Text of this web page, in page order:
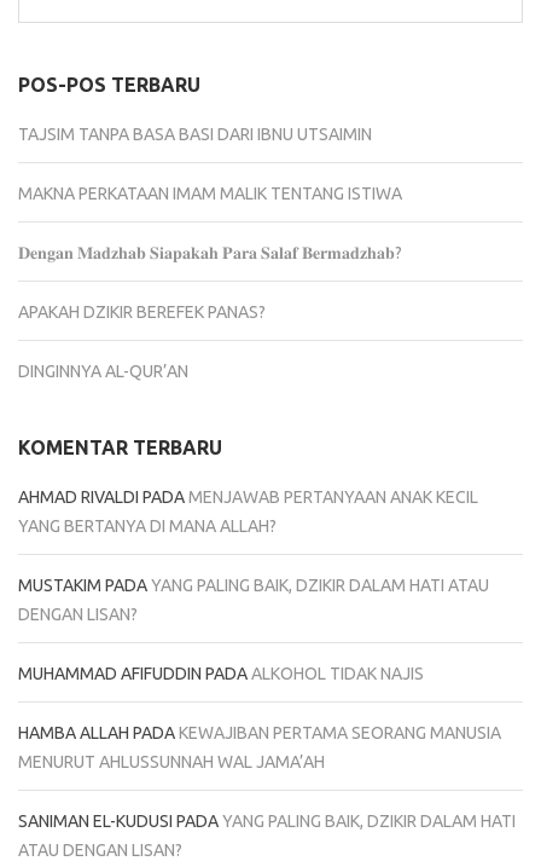
untuk:
POS-POS TERBARU
TAJSIM TANPA BASA BASI DARI IBNU UTSAIMIN
MAKNA PERKATAAN IMAM MALIK TENTANG ISTIWA
𝐃𝐞𝐧𝐠𝐚𝐧 𝐌𝐚𝐝𝐳𝐡𝐚𝐛 𝐒𝐢𝐚𝐩𝐚𝐤𝐚𝐡 𝐏𝐚𝐫𝐚 𝐒𝐚𝐥𝐚𝐟 𝐁𝐞𝐫𝐦𝐚𝐝𝐳𝐡𝐚𝐛?
APAKAH DZIKIR BEREFEK PANAS?
DINGINNYA AL-QUR’AN
KOMENTAR TERBARU
AHMAD RIVALDI PADAMENJAWAB PERTANYAAN ANAK KECIL
YANG BERTANYA DI MANA ALLAH?
MUSTAKIM PADAYANG PALING BAIK, DZIKIR DALAM HATI ATAU
DENGAN LISAN?
MUHAMMAD AFIFUDDIN PADAALKOHOL TIDAK NAJIS
HAMBA ALLAH PADAKEWAJIBAN PERTAMA SEORANG MANUSIA
MENURUT AHLUSSUNNAH WAL JAMA’AH
SANIMAN EL-KUDUSI PADAYANG PALING BAIK, DZIKIR DALAM HATI
ATAU DENGAN LISAN?